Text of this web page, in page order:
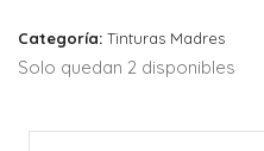
Categoría: Tinturas Madres
Solo quedan 2 disponibles